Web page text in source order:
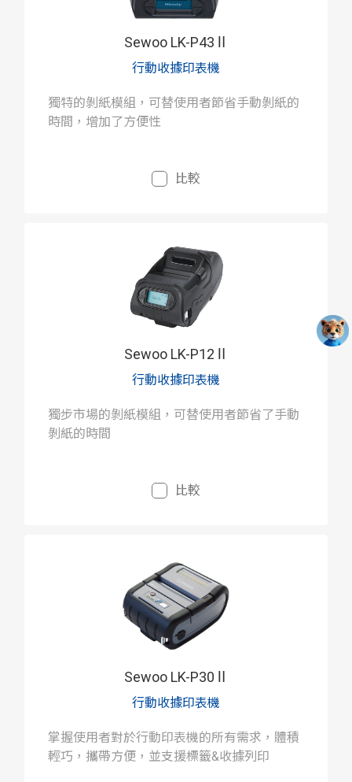
Sewoo LK-P43Ⅱ
行動收據印表機
獨特的剝紙模組，可替使用者節省手動剝紙的
時間，增加了方便性
比較
Sewoo LK-P12Ⅱ
行動收據印表機
獨步市場的剝紙模組，可替使用者節省了手動
剝紙的時間
比較
Sewoo LK-P30Ⅱ
行動收據印表機
掌握使用者對於行動印表機的所有需求，體積
輕巧，攜帶方便，並支援標籤&收據列印